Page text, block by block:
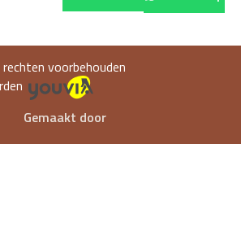
voorbehouden
Gemaakt door